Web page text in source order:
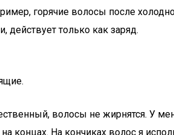
горячие волосы после
действует только как заряд.
волосы не жирнятся. У
На кончиках волос я